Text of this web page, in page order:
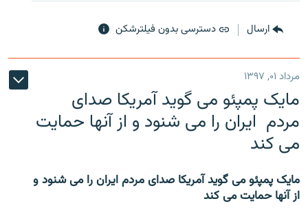
ارسال دسترسی بدون فیلترشکن
مرداد ۰۱, ۱۳۹۷
مایک پمپئو می گوید آمریکا صدای
مردم ایران را می شنود و از آنها حمایت
می کند
مایک پمپئو می گوید آمریکا صدای مردم ایران را می شنود و
از آنها حمایت می کند